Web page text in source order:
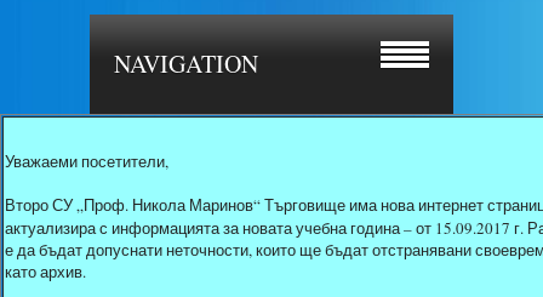
NAVIGATION
Уважаеми посетители,
Второ СУ „Проф. Никола Маринов“ Търговище има нова интернет
актуализира с информацията за новата учебна година – от 15.09.2017
е да бъдат допуснати неточности, които ще бъдат отстранявани
като архив.